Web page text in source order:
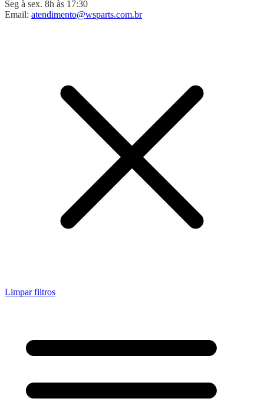
Seg à sex. 8h às 17:30
Email: atendimento@wsparts.com.br
Limpar filtros